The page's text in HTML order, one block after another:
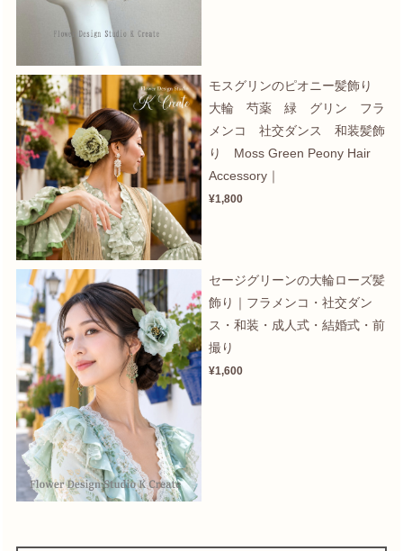
モスグリンのピオニー髪飾り
大輪 芍薬 緑 グリン フラ
メンコ 社交ダンス 和装髪飾
り Moss Green Peony Hair
Accessory｜
¥1,800
セージグリーンの大輪ローズ髪
飾り｜フラメンコ・社交ダン
ス・和装・成人式・結婚式・前
撮り
¥1,600